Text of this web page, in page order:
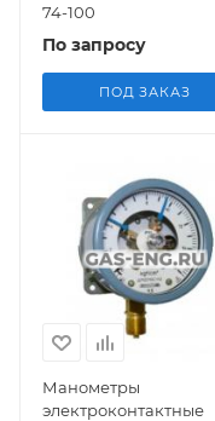
74-100
По запросу
ПОД ЗАКАЗ
Манометры
электроконтактные